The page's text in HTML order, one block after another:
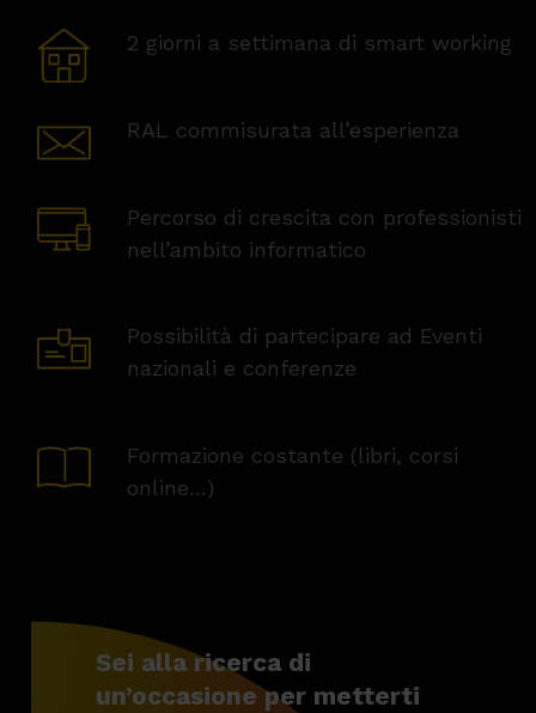
2 giorni a settimana di smart working
RAL commisurata all’esperienza
Percorso di crescita con professionisti
nell’ambito informatico
Possibilità di partecipare ad Eventi
nazionali e conferenze
Formazione costante (libri, corsi
online…)
Sei alla ricerca di
un’occasione per metterti